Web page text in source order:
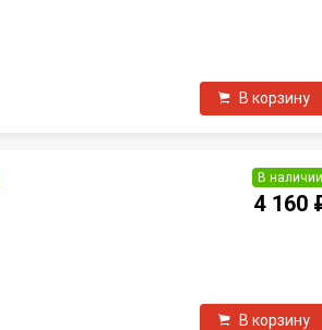
В корзину
В наличии
4 160
В корзину